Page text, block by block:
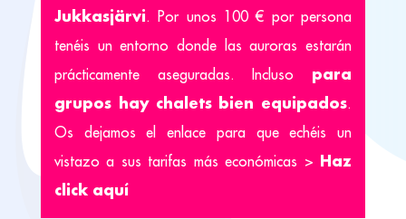
Jukkasjärvi. Por unos 100 € por persona
tenéis un entorno donde las auroras estarán
prácticamente aseguradas. Incluso para
grupos hay chalets bien equipados.
Os dejamos el enlace para que echéis un
vistazo a sus tarifas más económicas > Haz
click aquí